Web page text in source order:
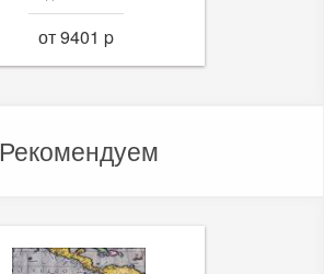
от 9401 p
Рекомендуем